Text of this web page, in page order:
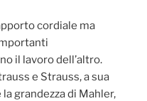
cordiale ma
il lavoro dell’altro.
e Strauss, a sua
grandezza di Mahler,